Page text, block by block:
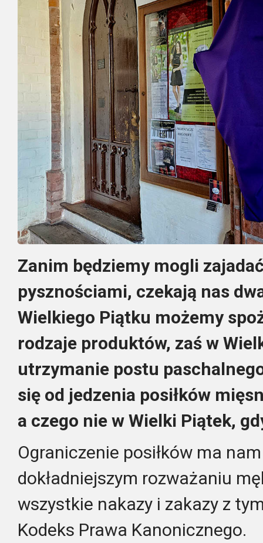
Zanim będziemy mogli
pysznościami, czekają nas
Wielkiego Piątku możemy
rodzaje produktów, zaś w
utrzymanie postu
się od jedzenia posiłków
a czego nie w Wielki Piątek,
Ograniczenie posiłków ma
dokładniejszym rozważaniu
wszystkie nakazy i zakazy z
Kodeks Prawa Kanonicznego.